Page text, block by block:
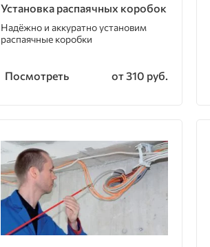
Установка распаячных коробок
Надёжно и аккуратно установим
распаячные коробки
Посмотреть от 310 руб.